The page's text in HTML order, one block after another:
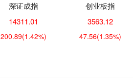
深证成指
14311.01
200.89(1.42%)
创业板指
3563.12
47.56(1.35%)